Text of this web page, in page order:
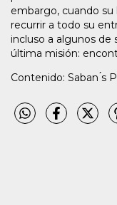
embargo, cuando su
recurrir a todo su
incluso a algunos de
última misión:
Contenido: Saban ́s